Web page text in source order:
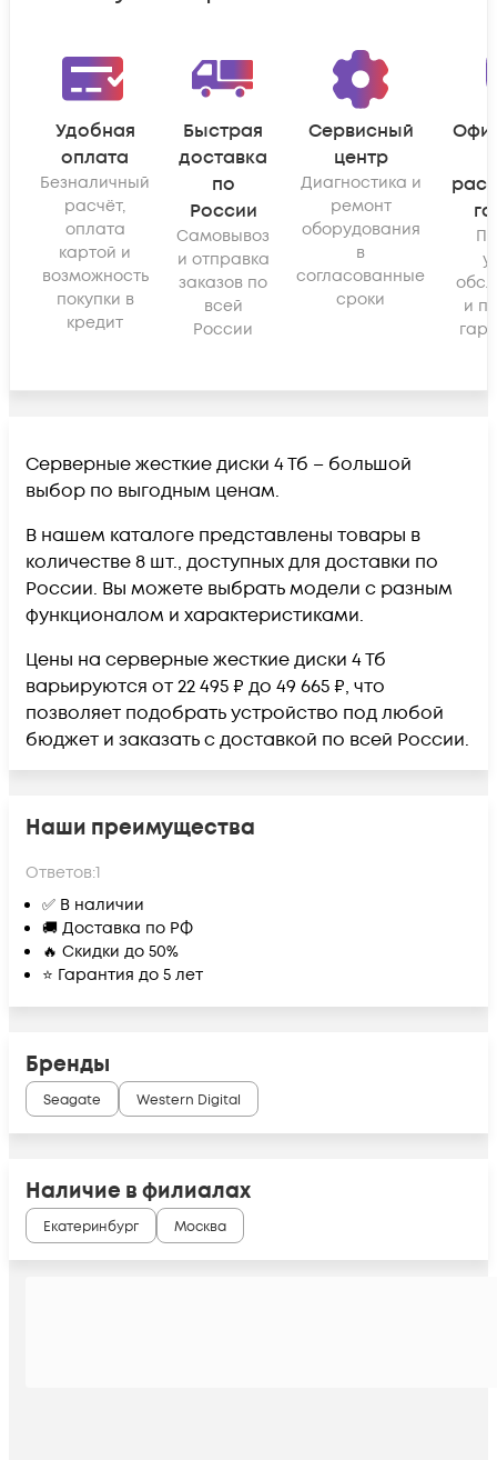
Удобная
оплата
Безналичный
расчёт,
оплата
картой и
возможность
покупки в
кредит
Быстрая
доставка
по
России
Самовывоз
и отправка
заказов по
всей
России
Сервисный
центр
Диагностика и
ремонт
оборудования
в
согласованные
сроки
и
Серверные жесткие диски 4 Тб – большой
выбор по выгодным ценам.
В нашем каталоге представлены товары в
количестве 8 шт., доступных для доставки по
России. Вы можете выбрать модели с разным
функционалом и характеристиками.
Цены на серверные жесткие диски 4 Тб
варьируются от 22 495 ₽ до 49 665 ₽, что
позволяет подобрать устройство под любой
бюджет и заказать с доставкой по всей России.
Наши преимущества
Ответов:1
✅ В наличии
🚚 Доставка по РФ
🔥 Скидки до 50%
⭐ Гарантия до 5 лет
Бренды
Seagate Western Digital
Наличие в филиалах
Екатеринбург Москва